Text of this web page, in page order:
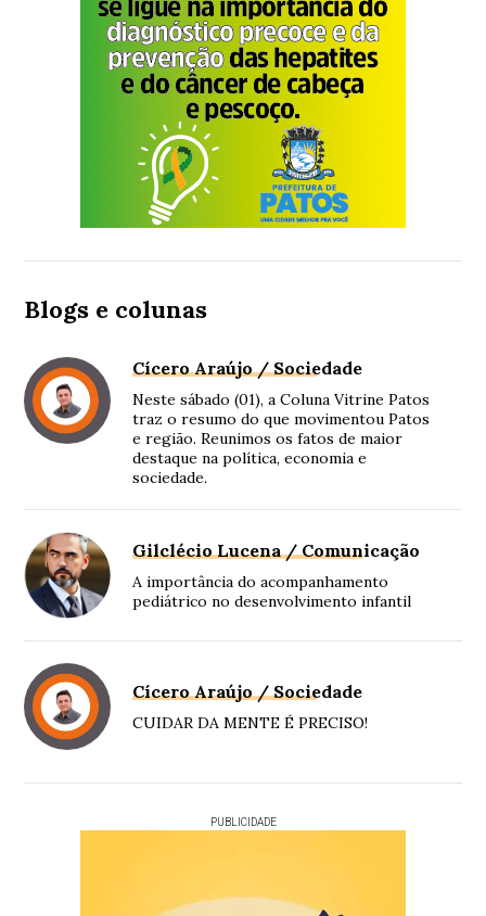
Blogs e colunas
Cícero Araújo / Sociedade
Neste sábado (01), a Coluna Vitrine Patos
traz o resumo do que movimentou Patos
e região. Reunimos os fatos de maior
destaque na política, economia e
sociedade.
Gilclécio Lucena / Comunicação
A importância do acompanhamento
pediátrico no desenvolvimento infantil
Cícero Araújo / Sociedade
CUIDAR DA MENTE É PRECISO!
PUBLICIDADE